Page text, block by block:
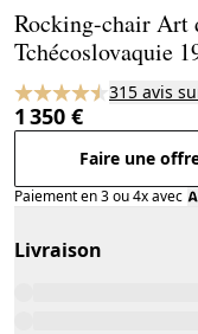
Rocking-chair Art
Tchécoslovaquie
315 avis
1 350 €
Faire une
Paiement en 3 ou 4x avec
Livraison